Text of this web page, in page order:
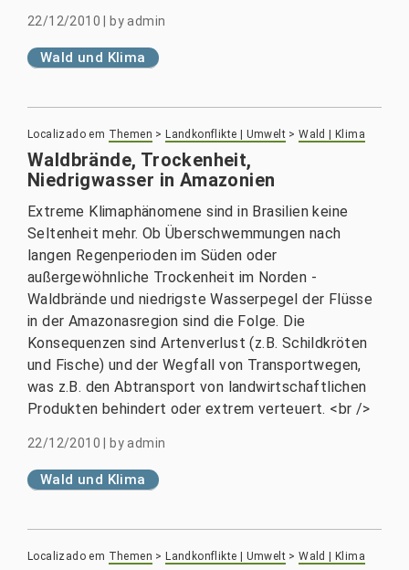
22/12/2010 byadmin
Wald und Klima
Localizado em Themen > Landkonflikte | Umwelt >Wald | Klima
Waldbrände, Trockenheit,
Niedrigwasser in Amazonien
Extreme Klimaphänomene sind in Brasilien keine
Seltenheit mehr. Ob Überschwemmungen nach
langen Regenperioden im Süden oder
außergewöhnliche Trockenheit im Norden -
Waldbrände und niedrigste Wasserpegel der Flüsse
in der Amazonasregion sind die Folge. Die
Konsequenzen sind Artenverlust (z.B. Schildkröten
und Fische) und der Wegfall von Transportwegen,
was z.B. den Abtransport von landwirtschaftlichen
Produkten behindert oder extrem verteuert. <br />
22/12/2010 byadmin
Wald und Klima
Localizado em Themen > Landkonflikte | Umwelt >Wald | Klima